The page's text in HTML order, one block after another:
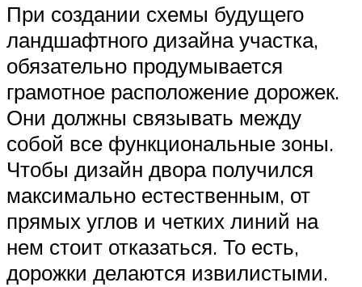
При создании схемы будущего
ландшафтного дизайна участка,
обязательно продумывается
грамотное расположение дорожек.
Они должны связывать между
собой все функциональные зоны.
Чтобы дизайн двора получился
максимально естественным, от
прямых углов и четких линий на
нем стоит отказаться. То есть,
дорожки делаются извилистыми.